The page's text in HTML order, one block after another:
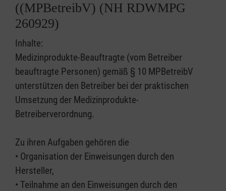
((MPBetreibV) (NH RDWMPG
260929)
Inhalte:
Medizinprodukte-Beauftragte (vom Betreiber
beauftragte Personen) gemäß § 10 MPBetreibV
unterstützen den Betreiber bei der praktischen
Umsetzung der Medizinprodukte-
Betreiberverordnung.
Zu ihren Aufgaben gehören die
• Organisation der Einweisungen durch den
Hersteller,
• Teilnahme an den Einweisungen durch den